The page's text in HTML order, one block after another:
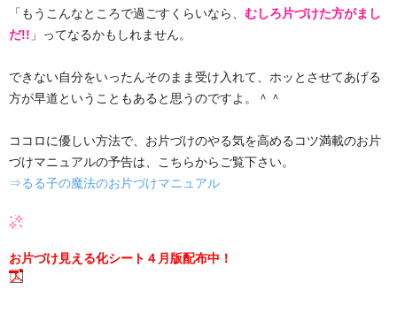
「もうこんなところで過ごすくらいなら、 むしろ片づけた方がまし
だ!! 」ってなるかもしれません。
できない自分をいったんそのまま受け入れて、ホッとさせてあげる
方が早道ということもあると思うのですよ。＾＾
ココロに優しい方法で、お片づけのやる気を高めるコツ満載のお片
づけマニュアルの予告は、こちらからご覧下さい。
⇒るる子の魔法のお片づけマニュアル
お片づけ見える化シート４月版配布中！